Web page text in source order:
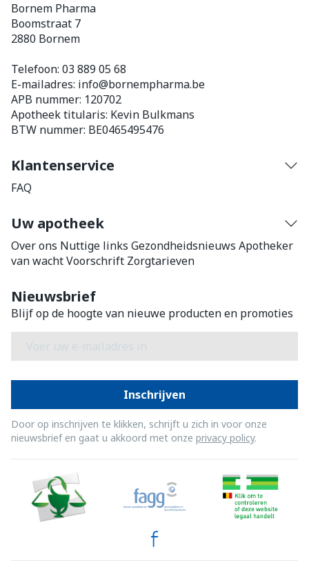
Bornem Pharma
Boomstraat 7
2880 Bornem
Telefoon: 03 889 05 68
E-mailadres: info@bornempharma.be
APB nummer: 120702
Apotheek titularis: Kevin Bulkmans
BTW nummer: BE0465495476
Klantenservice
FAQ
Uw apotheek
Over ons Nuttige links Gezondheidsnieuws Apotheker
van wachtVoorschrift Zorgtarieven
Nieuwsbrief
Blijf op de hoogte van nieuwe producten en promoties
Inschrijven
Door op inschrijven te klikken, schrijft u zich in voor onze
nieuwsbrief en gaat u akkoord met onze privacy policy.